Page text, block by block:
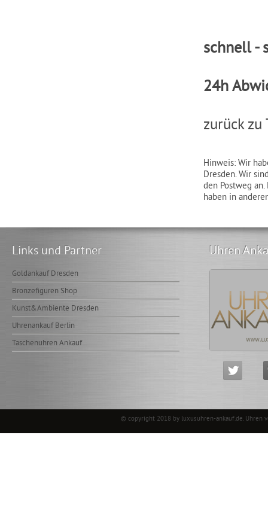
schnell -
24h
zurück zu
Hinweis: Wir
Dresden. Wir
den Postweg
haben in
Links und Partner
Goldankauf Dresden
Bronzefiguren Shop
Kunst&Ambiente Dresden
Uhrenankauf Berlin
Taschenuhren Ankauf
Uhren
© copyright 2018 by luxusuhren-ankauf.de. Uhren